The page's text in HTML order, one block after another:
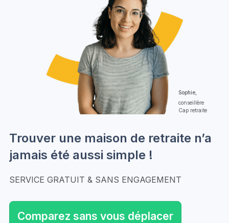
Sophie,
conseillère
Cap retraite
Trouver une maison de retraite n’a
jamais été aussi simple !
SERVICE GRATUIT & SANS ENGAGEMENT
Comparez sans vous déplacer